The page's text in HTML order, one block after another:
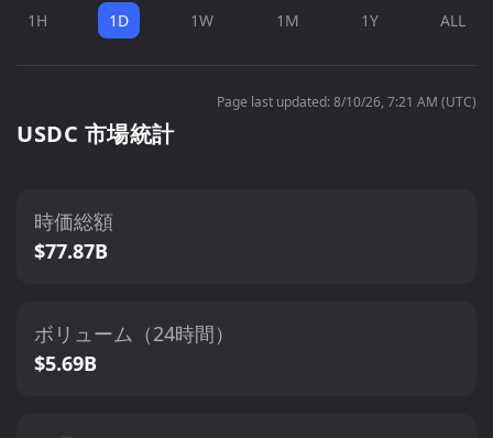
1H 1D 1W 1M 1Y ALL
Page last updated: 8/10/26, 7:21 AM (UTC)
USDC 市場統計
時価総額
$77.87B
ボリューム（24時間）
$5.69B